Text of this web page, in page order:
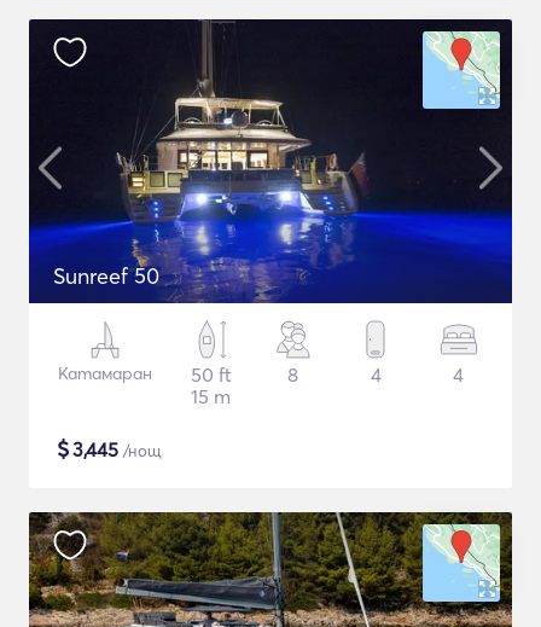
Sunreef 50
Катамаран
50 ft
15 m
8 4 4
$3,445 /нощ